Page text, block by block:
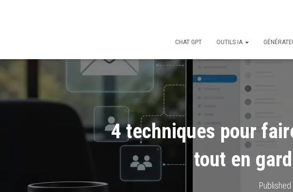
CHAT GPT OUTILS IA
4 techniques pour
tout en
Published